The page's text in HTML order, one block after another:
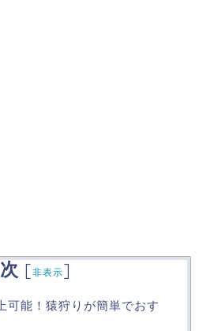
[非表示]
可能！猿狩りが簡単でおす